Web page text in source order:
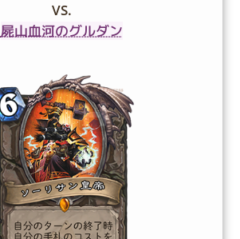
VS.
屍山血河のグルダン